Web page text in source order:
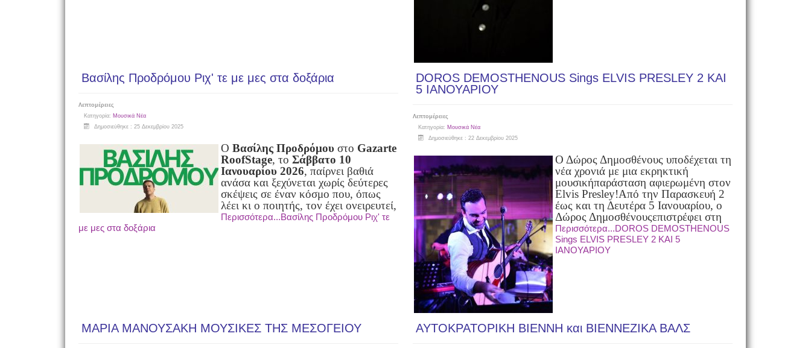
Βασίλης Προδρόμου Ριχ' τε με μες στα δοξάρια
Λεπτομέρειες
Κατηγορία: Μουσικά Νέα
Δημοσιεύθηκε : 25 Δεκεμβρίου 2025
Ο Βασίλης Προδρόμουστο Gazarte
RoofStage, το Σάββατο 10
Ιανουαρίου 2026, παίρνει βαθιά
ανάσα και ξεχύνεται χωρίς δεύτερες
σκέψεις σε έναν κόσμο που, όπως
λέει κι ο ποιητής, τον έχει ονειρευτεί,
Περισσότερα...Βασίλης Προδρόμου Ριχ' τε
με μες στα δοξάρια
DOROS DEMOSTHENOUS Sings ELVIS PRESLEY 2 ΚΑΙ
5 ΙΑΝΟΥΑΡΙΟΥ
Λεπτομέρειες
Κατηγορία: Μουσικά Νέα
Δημοσιεύθηκε : 22 Δεκεμβρίου 2025
Ο Δώρος Δημοσθένους υποδέχεται τη
νέα χρονιά με μια εκρηκτική
μουσικήπαράσταση αφιερωμένη στον
Elvis Presley!Από την Παρασκευή 2
έως και τη Δευτέρα 5 Ιανουαρίου, ο
Δώρος Δημοσθένουςεπιστρέφει στη
Περισσότερα...DOROS DEMOSTHENOUS
Sings ELVIS PRESLEY 2 ΚΑΙ 5
ΙΑΝΟΥΑΡΙΟΥ
ΜΑΡΙΑ ΜΑΝΟΥΣΑΚΗ ΜΟΥΣΙΚΕΣ ΤΗΣ ΜΕΣΟΓΕΙΟΥ ΑΥΤΟΚΡΑΤΟΡΙΚΗ ΒΙΕΝΝΗ και ΒΙΕΝΝΕΖΙΚΑ ΒΑΛΣ